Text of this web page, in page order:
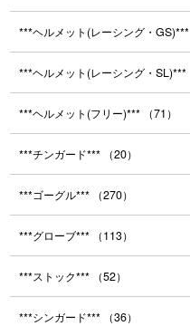
***ヘルメット(レーシング・GS)***
***ヘルメット(レーシング・SL)***
***ヘルメット(フリー)*** （71）
***チンガード*** （20）
***ゴーグル*** （270）
***グローブ*** （113）
***ストック*** （52）
***シンガード*** （36）